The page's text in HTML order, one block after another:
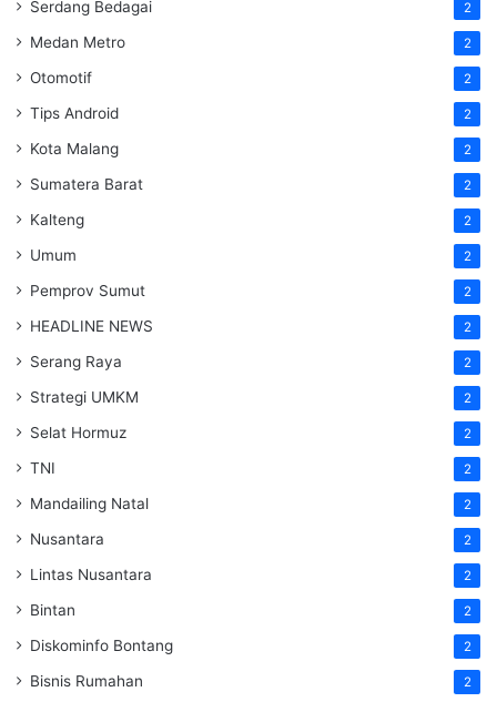
Serdang Bedagai 2
Medan Metro 2
Otomotif 2
Tips Android 2
Kota Malang 2
Sumatera Barat 2
Kalteng 2
Umum 2
Pemprov Sumut 2
HEADLINE NEWS 2
Serang Raya 2
Strategi UMKM 2
Selat Hormuz 2
TNI 2
Mandailing Natal 2
Nusantara 2
Lintas Nusantara 2
Bintan 2
Diskominfo Bontang 2
Bisnis Rumahan 2